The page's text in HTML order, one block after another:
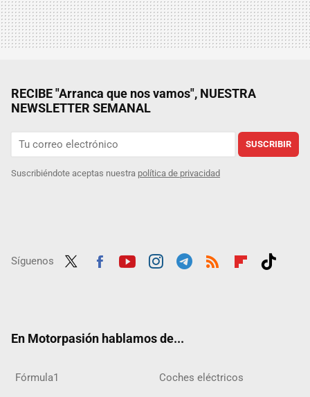
RECIBE "Arranca que nos vamos", NUESTRA
NEWSLETTER SEMANAL
SUSCRIBIR
Suscribiéndote aceptas nuestra política de privacidad
Síguenos
En Motorpasión hablamos de...
Fórmula1 Coches eléctricos